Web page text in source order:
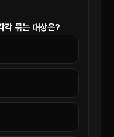
각 묶는 대상은?